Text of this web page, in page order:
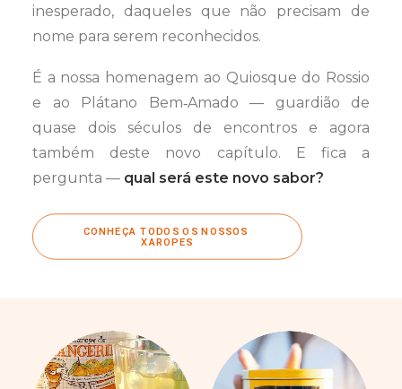
inesperado, daqueles que não precisam de
nome para serem reconhecidos.
É a nossa homenagem ao Quiosque do Rossio
e ao Plátano Bem‑Amado — guardião de
quase dois séculos de encontros e agora
também deste novo capítulo. E fica a
pergunta — qual será este novo sabor?
CONHEÇA TODOS OS NOSSOS
XAROPES